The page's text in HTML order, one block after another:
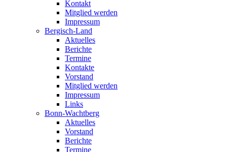
Kontakt
Mitglied werden
Impressum
Bergisch-Land
Aktuelles
Berichte
Termine
Kontakte
Vorstand
Mitglied werden
Impressum
Links
Bonn-Wachtberg
Aktuelles
Vorstand
Berichte
Termine